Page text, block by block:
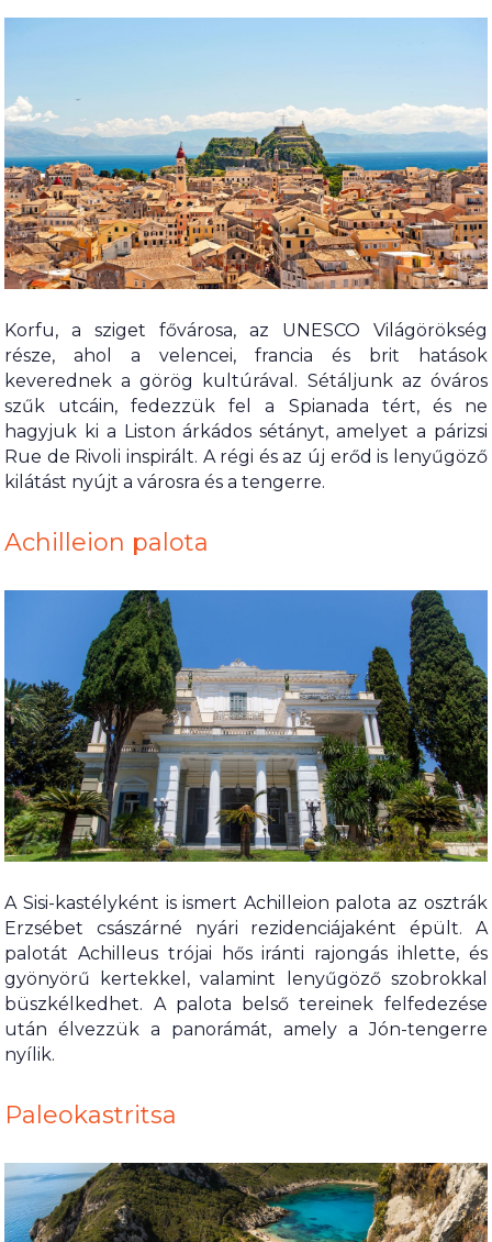
Korfu, a sziget fővárosa, az UNESCO Világörökség
része, ahol a velencei, francia és brit hatások
keverednek a görög kultúrával. Sétáljunk az óváros
szűk utcáin, fedezzük fel a Spianada tért, és ne
hagyjuk ki a Liston árkádos sétányt, amelyet a párizsi
Rue de Rivoli inspirált. A régi és az új erőd is lenyűgöző
kilátást nyújt a városra és a tengerre.
Achilleion palota
A Sisi-kastélyként is ismert Achilleion palota az osztrák
Erzsébet császárné nyári rezidenciájaként épült. A
palotát Achilleus trójai hős iránti rajongás ihlette, és
gyönyörű kertekkel, valamint lenyűgöző szobrokkal
büszkélkedhet. A palota belső tereinek felfedezése
után élvezzük a panorámát, amely a Jón-tengerre
nyílik.
Paleokastritsa